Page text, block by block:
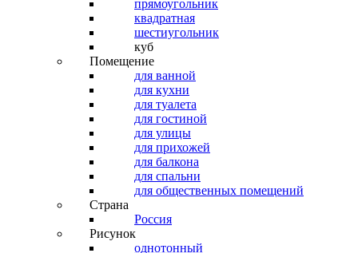
прямоугольник
квадратная
шестиугольник
куб
Помещение
для ванной
для кухни
для туалета
для гостиной
для улицы
для прихожей
для балкона
для спальни
для общественных помещений
Страна
Россия
Рисунок
однотонный